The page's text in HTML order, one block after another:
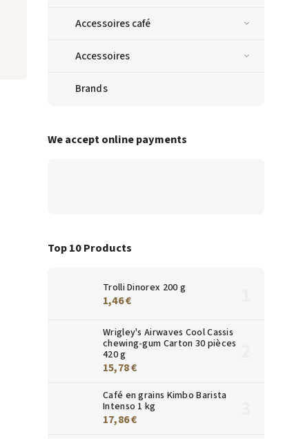
Accessoires café
Accessoires
Brands
We accept online payments
Top 10 Products
Trolli Dinorex 200 g
1,46 €
Wrigley's Airwaves Cool Cassis
chewing-gum Carton 30 pièces
420 g
15,78 €
Café en grains Kimbo Barista
Intenso 1 kg
17,86 €